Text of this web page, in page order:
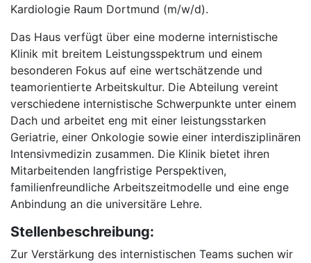
Kardiologie Raum Dortmund (m/w/d).
Das Haus verfügt über eine moderne internistische
Klinik mit breitem Leistungsspektrum und einem
besonderen Fokus auf eine wertschätzende und
teamorientierte Arbeitskultur. Die Abteilung vereint
verschiedene internistische Schwerpunkte unter einem
Dach und arbeitet eng mit einer leistungsstarken
Geriatrie, einer Onkologie sowie einer interdisziplinären
Intensivmedizin zusammen. Die Klinik bietet ihren
Mitarbeitenden langfristige Perspektiven,
familienfreundliche Arbeitszeitmodelle und eine enge
Anbindung an die universitäre Lehre.
Stellenbeschreibung:
Zur Verstärkung des internistischen Teams suchen wir